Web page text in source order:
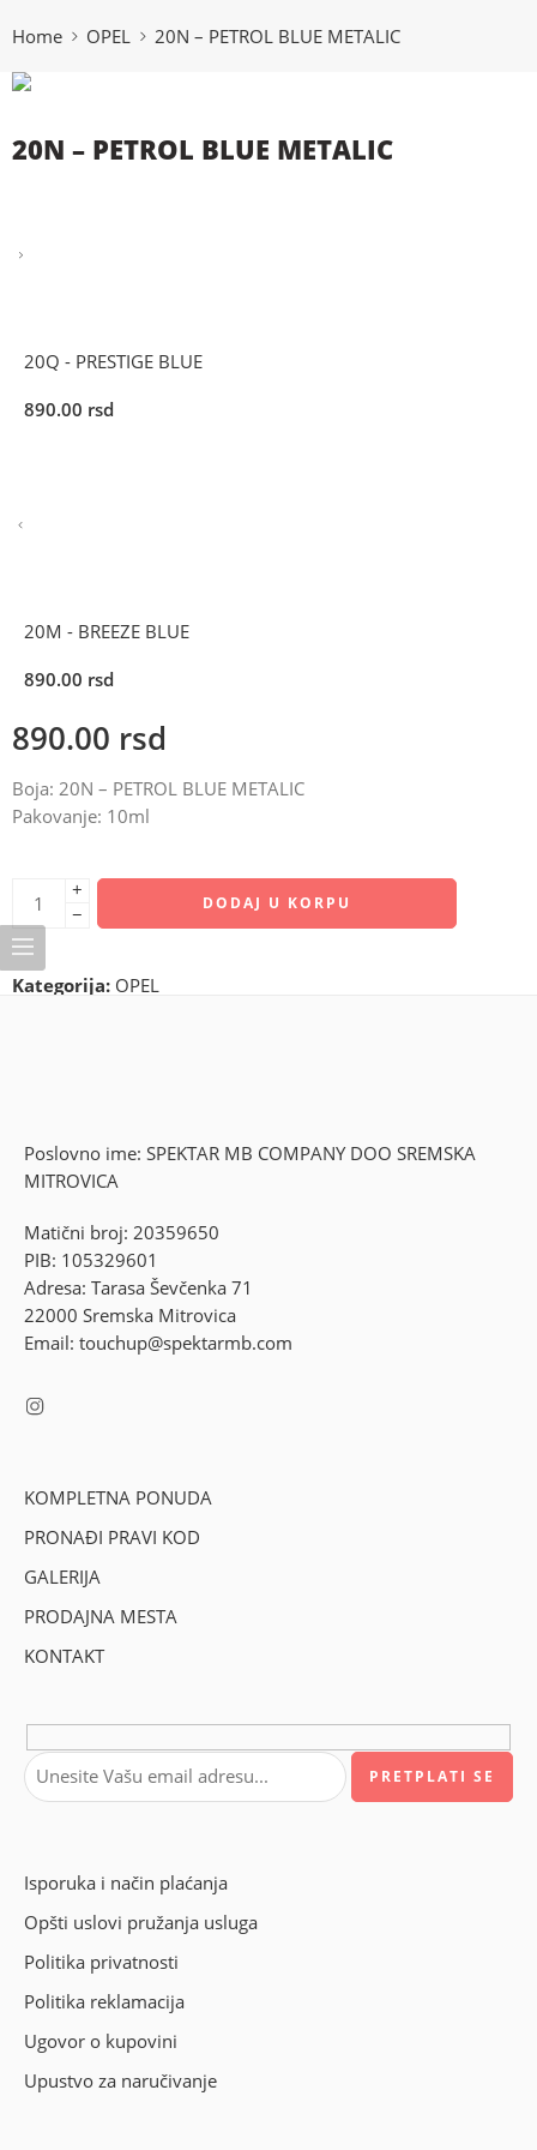
Home OPEL 20N – PETROL BLUE METALIC
20N – PETROL BLUE METALIC
20Q - PRESTIGE BLUE
890.00 rsd
20M - BREEZE BLUE
890.00 rsd
890.00 rsd
Boja: 20N – PETROL BLUE METALIC
Pakovanje: 10ml
+
−
DODAJ U KORPU
Kategorija: OPEL
Poslovno ime: SPEKTAR MB COMPANY DOO SREMSKA
MITROVICA
Matični broj: 20359650
PIB: 105329601
Adresa: Tarasa Ševčenka 71
22000 Sremska Mitrovica
Email: touchup@spektarmb.com
KOMPLETNA PONUDA
PRONAĐI PRAVI KOD
GALERIJA
PRODAJNA MESTA
KONTAKT
Isporuka i način plaćanja
Opšti uslovi pružanja usluga
Politika privatnosti
Politika reklamacija
Ugovor o kupovini
Upustvo za naručivanje